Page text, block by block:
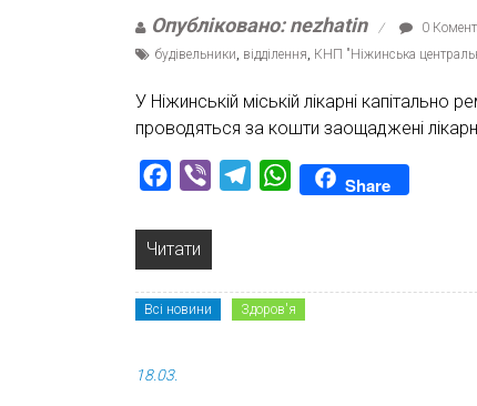
Опубліковано: nezhatin
0
будівельники відділення КНП "Ніжинська
У Ніжинській міській лікарні
проводяться за кошти заощаджені
Facebook
Viber TelegramWhatsAppShare
Читати
Всі новини Здоров'я
18.03.